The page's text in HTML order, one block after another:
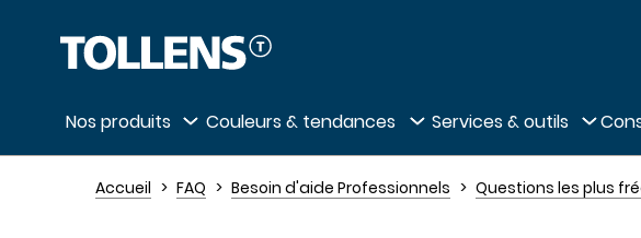
Passer la liste des magasins et aller au pied de page
Nos produits Couleurs & tendances Services & outils
Accueil FAQ Besoin d'aide Professionnels Questions les plus